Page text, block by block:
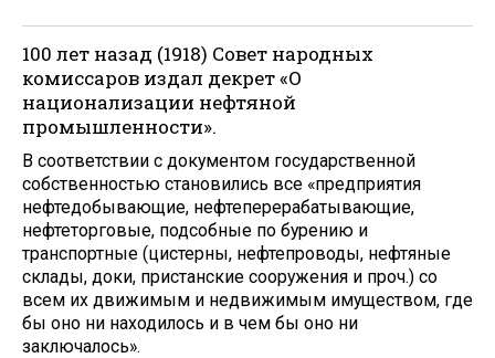
100 лет назад (1918) Совет народных
комиссаров издал декрет «О
национализации нефтяной
промышленности».
В соответствии с документом государственной
собственностью становились все «предприятия
нефтедобывающие, нефтеперерабатывающие,
нефтеторговые, подсобные по бурению и
транспортные (цистерны, нефтепроводы, нефтяные
склады, доки, пристанские сооружения и проч.) со
всем их движимым и недвижимым имуществом, где
бы оно ни находилось и в чем бы оно ни
заключалось».